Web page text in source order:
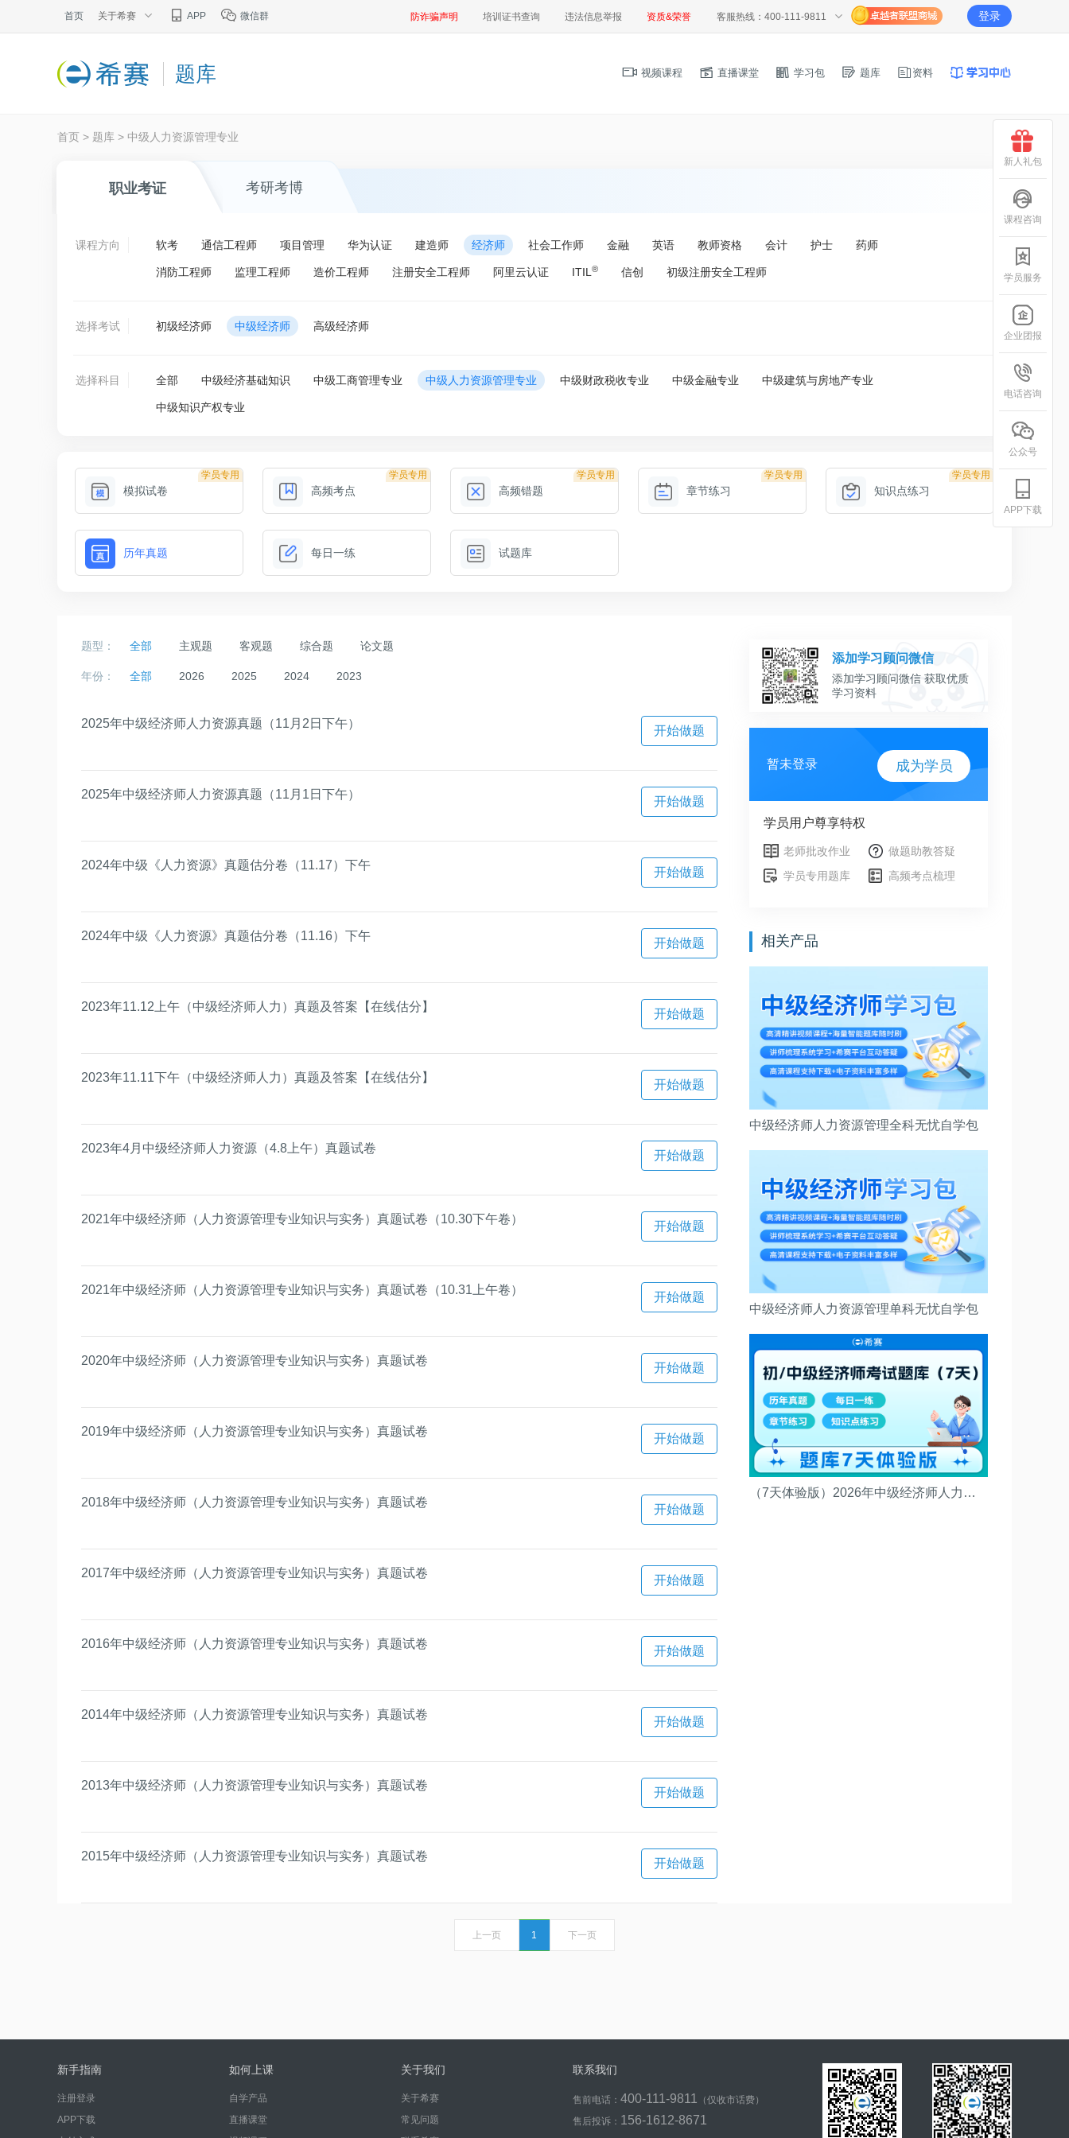
首页 关于希赛 APP 微信群 防诈骗声明 培训证书查询 违法信息举报 资质&荣誉 客服热线：400-111-9811 登录
题库 视频课程 直播课堂 学习包 题库 资料
首页 > 题库 > 中级人力资源管理专业
职业考证 考研考博
课程方向 软考 通信工程师 项目管理 华为认证 建造师 经济师 社会工作师 金融 英语 教师资格 会计 护士 药师
消防工程师 监理工程师 造价工程师 注册安全工程师 阿里云认证 ITIL ® 信创 初级注册安全工程师
选择考试 初级经济师 中级经济师 高级经济师
选择科目 全部 中级经济基础知识 中级工商管理专业 中级人力资源管理专业 中级财政税收专业 中级金融专业 中级建筑与房地产专业
中级知识产权专业
学员专用
模拟试卷
学员专用
高频考点
学员专用
高频错题
学员专用
章节练习
学员专用
知识点练习
历年真题 每日一练 试题库
题型： 全部 主观题 客观题 综合题 论文题
年份： 全部 2026 2025 2024 2023
2025年中级经济师人力资源真题（11月2日下午）
开始做题
2025年中级经济师人力资源真题（11月1日下午）
开始做题
2024年中级《人力资源》真题估分卷（11.17）下午
开始做题
2024年中级《人力资源》真题估分卷（11.16）下午
开始做题
2023年11.12上午（中级经济师人力）真题及答案【在线估分】
开始做题
2023年11.11下午（中级经济师人力）真题及答案【在线估分】
开始做题
2023年4月中级经济师人力资源（4.8上午）真题试卷
开始做题
2021年中级经济师（人力资源管理专业知识与实务）真题试卷（10.30下午卷）
开始做题
2021年中级经济师（人力资源管理专业知识与实务）真题试卷（10.31上午卷）
开始做题
2020年中级经济师（人力资源管理专业知识与实务）真题试卷
开始做题
2019年中级经济师（人力资源管理专业知识与实务）真题试卷
开始做题
2018年中级经济师（人力资源管理专业知识与实务）真题试卷
开始做题
2017年中级经济师（人力资源管理专业知识与实务）真题试卷
开始做题
2016年中级经济师（人力资源管理专业知识与实务）真题试卷
开始做题
2014年中级经济师（人力资源管理专业知识与实务）真题试卷
开始做题
2013年中级经济师（人力资源管理专业知识与实务）真题试卷
开始做题
2015年中级经济师（人力资源管理专业知识与实务）真题试卷
开始做题
添加学习顾问微信
添加学习顾问微信 获取优质
学习资料
暂未登录 成为学员
学员用户尊享特权
老师批改作业
做题助教答疑
学员专用题库
高频考点梳理
相关产品
中级经济师人力资源管理全科无忧自学包
中级经济师人力资源管理单科无忧自学包
（7天体验版）2026年中级经济师人力资源管理考试题库
上一页 1 下一页
新手指南
注册登录
APP下载
如何上课
自学产品
直播课堂
关于我们
关于希赛
常见问题
联系我们
售前电话： 400-111-9811
（仅收市话费）
售后投诉： 156-1612-8671
新人礼包
课程咨询
学员服务
企业团报
电话咨询
公众号
APP下载